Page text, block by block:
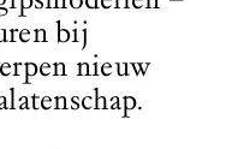
bij
nieuw